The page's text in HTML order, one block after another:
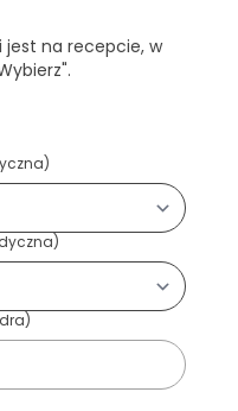
jest na recepcie, w
)
)
)